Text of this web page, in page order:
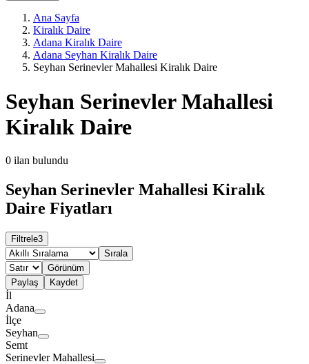
Ana Sayfa
Kiralık Daire
Adana Kiralık Daire
Adana Seyhan Kiralık Daire
Seyhan Serinevler Mahallesi Kiralık Daire
Seyhan Serinevler Mahallesi
Kiralık Daire
0 ilan bulundu
Seyhan Serinevler Mahallesi Kiralık
Daire Fiyatları
Filtrele3
Sırala
Görünüm
Paylaş
Kaydet
İl
Adana
İlçe
Seyhan
Semt
Serinevler Mahallesi